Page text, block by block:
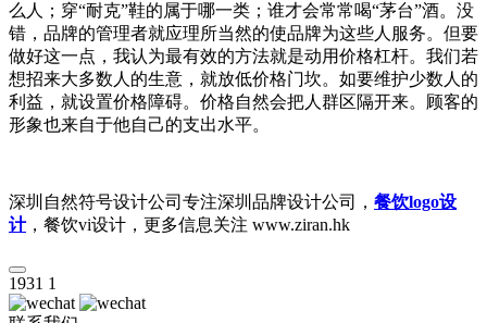
么人；穿“耐克”鞋的属于哪一类；谁才会常常喝“茅台”酒。没
错，品牌的管理者就应理所当然的使品牌为这些人服务。但要
做好这一点，我认为最有效的方法就是动用价格杠杆。我们若
想招来大多数人的生意，就放低价格门坎。如要维护少数人的
利益，就设置价格障碍。价格自然会把人群区隔开来。顾客的
形象也来自于他自己的支出水平。
深圳自然符号设计公司专注深圳品牌设计公司， 餐饮logo设
计，餐饮vi设计，更多信息关注 www.ziran.hk
1931 1